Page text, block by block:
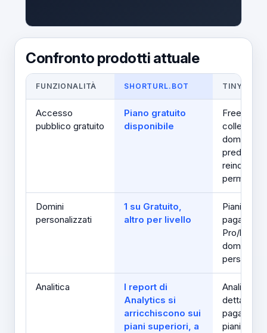
Confronto prodotti attuale
FUNZIONALITÀ SHORTURL.BOT TINYURL
Accesso
pubblico gratuito
Piano gratuito
disponibile
Free
dominio
Domini
personalizzati
1 su Gratuito,
altro per livello
Piani a
Pro/bulk
domini
Analitica
I report di
Analytics si
arricchiscono sui
piani superiori, a
Analisi
piani